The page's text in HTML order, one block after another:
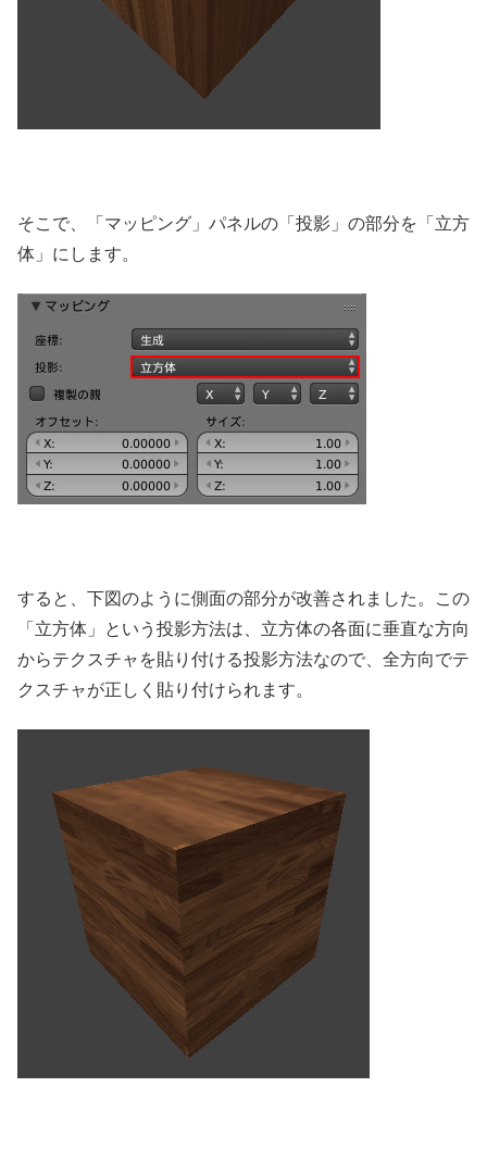
そこで、「マッピング」パネルの「投影」の部分を「立方
体」にします。
すると、下図のように側面の部分が改善されました。この
「立方体」という投影方法は、立方体の各面に垂直な方向
からテクスチャを貼り付ける投影方法なので、全方向でテ
クスチャが正しく貼り付けられます。